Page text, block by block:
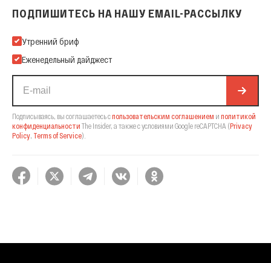
ПОДПИШИТЕСЬ НА НАШУ EMAIL-РАССЫЛКУ
Подпишитесь на нашу Email-рассылку
Утренний бриф
Еженедельный дайджест
Подписываясь, вы соглашаетесь спользовательским соглашением и политикой
конфиденциальности The Insider, а также с условиями Google reCAPTCHA (Privacy
Policy, Terms of Service).